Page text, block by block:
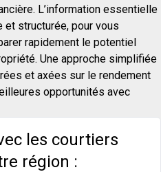
L’information essentielle
structurée, pour vous
rapidement le potentiel
Une approche simplifiée
et axées sur le rendement
opportunités avec
les courtiers
région :